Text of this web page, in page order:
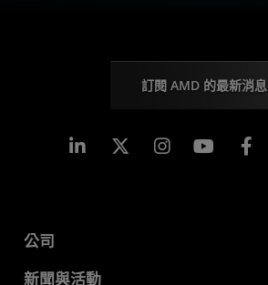
訂閱 AMD 的最新消息
Linkedin Instagram
公司
關於 AMD
新聞與活動